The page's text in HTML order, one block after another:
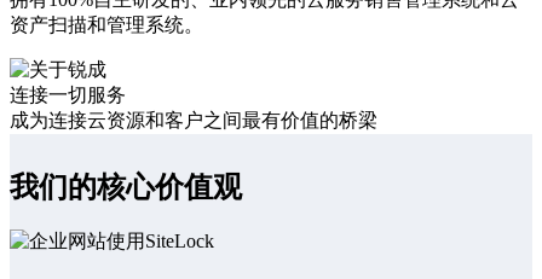
资产扫描和管理系统。
连接一切服务
成为连接云资源和客户之间最有价值的桥梁
我们的核心价值观